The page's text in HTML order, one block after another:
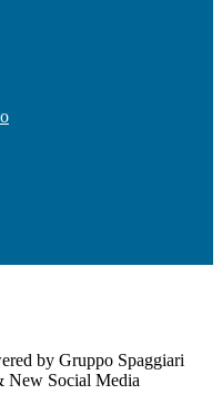
by Gruppo Spaggiari
New Social Media